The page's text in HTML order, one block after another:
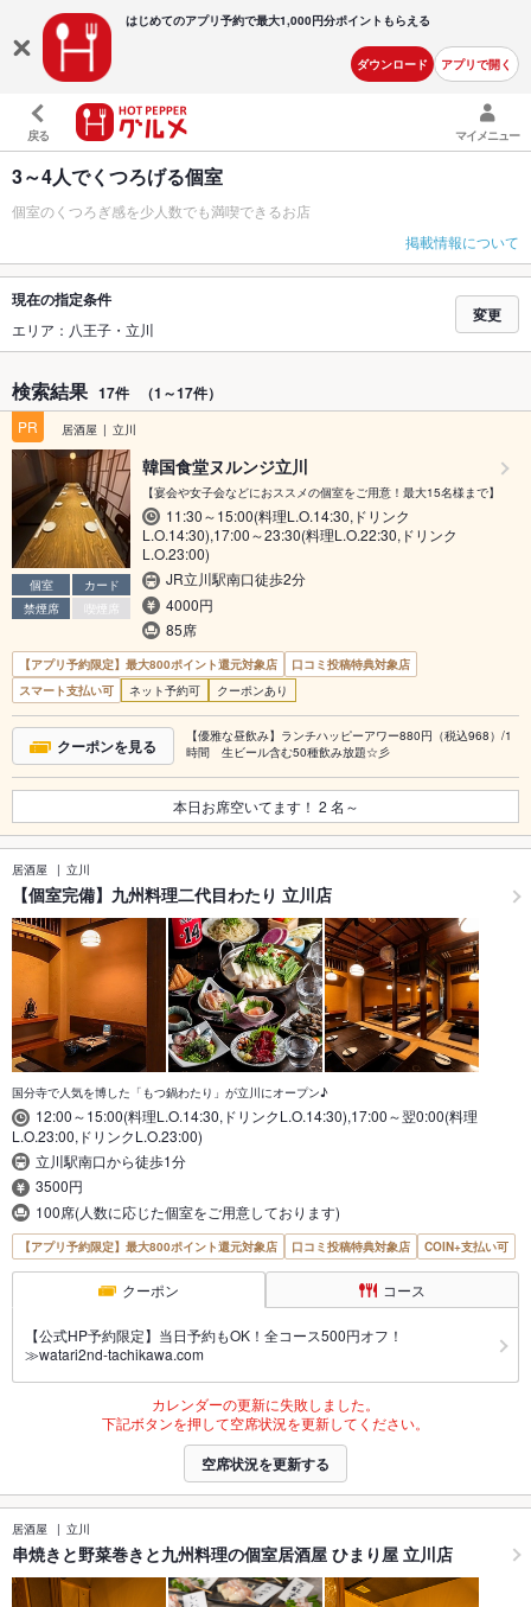
はじめてのアプリ予約で最大1,000円分ポイントもらえる
ダウンロード アプリで開く
戻る マイメニュー
3～4人でくつろげる個室
個室のくつろぎ感を少人数でも満喫できるお店
掲載情報について
現在の指定条件
エリア：八王子・立川
変更
検索結果 17件 （1～17件）
PR 居酒屋 立川
個室
カード
禁煙席
喫煙席
韓国食堂ヌルンジ立川
【宴会や女子会などにおススメの個室をご用意！最大15名様まで】
11:30～15:00(料理L.O.14:30,ドリンク
L.O.14:30),17:00～23:30(料理L.O.22:30,ドリンク
L.O.23:00)
JR立川駅南口徒歩2分
4000円
85席
【アプリ予約限定】最大800ポイント還元対象店
口コミ投稿特典対象店
スマート支払い可
ネット予約可 クーポンあり
クーポンを見る
【優雅な昼飲み】ランチハッピーアワー880円（税込968）/1
時間 生ビール含む50種飲み放題☆彡
本日お席空いてます！ 2 名～
居酒屋 立川
【個室完備】九州料理二代目わたり 立川店
国分寺で人気を博した「もつ鍋わたり」が立川にオープン♪
12:00～15:00(料理L.O.14:30,ドリンクL.O.14:30),17:00～翌0:00(料理
L.O.23:00,ドリンクL.O.23:00)
立川駅南口から徒歩1分
3500円
100席(人数に応じた個室をご用意しております)
【アプリ予約限定】最大800ポイント還元対象店 口コミ投稿特典対象店 COIN+支払い可
クーポン コース
【公式HP予約限定】当日予約もOK！全コース500円オフ！
≫watari2nd-tachikawa.com
カレンダーの更新に失敗しました。
下記ボタンを押して空席状況を更新してください。
空席状況を更新する
居酒屋 立川
串焼きと野菜巻きと九州料理の個室居酒屋 ひまり屋 立川店